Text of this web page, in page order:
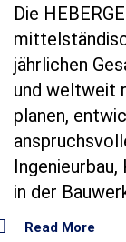
Die
jährlichen
und weltweit
planen,
in der
Read More